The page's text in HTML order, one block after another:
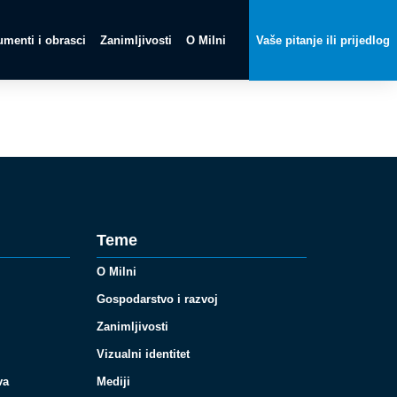
i obrasci Zanimljivosti O Milni Vaše pitanje ili prijedlog
Teme
O Milni
Gospodarstvo i razvoj
Zanimljivosti
Vizualni identitet
Mediji